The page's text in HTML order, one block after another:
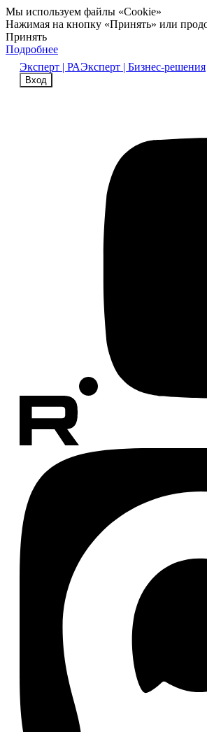
Мы используем файлы «Cookie»
Нажимая на кнопку «Принять» или
Принять
Подробнее
Эксперт | РАЭксперт | Бизнес-решения
Вход